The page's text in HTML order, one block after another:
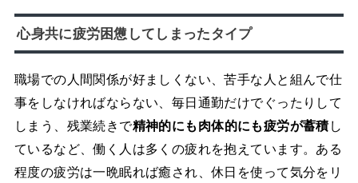
心身共に疲労困憊してしまったタイプ
職場での人間関係が好ましくない、苦手な人と組んで仕
事をしなければならない、毎日通勤だけでぐったりして
しまう、残業続きで精神的にも肉体的にも疲労が蓄積し
ているなど、働く人は多くの疲れを抱えています。ある
程度の疲労は一晩眠れば癒され、休日を使って気分をリ